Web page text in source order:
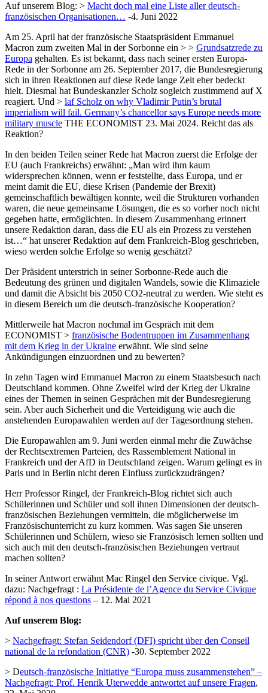
Auf unserem Blog: > Macht doch mal eine Liste aller deutsch-
französischen Organisationen… -4. Juni 2022
Am 25. April hat der französische Staatspräsident Emmanuel
Macron zum zweiten Mal in der Sorbonne ein > > Grundsatzrede zu
Europa gehalten. Es ist bekannt, dass nach seiner ersten Europa-
Rede in der Sorbonne am 26. September 2017, die Bundesregierung
sich in ihren Reaktionen auf diese Rede lange Zeit eher bedeckt
hielt. Diesmal hat Bundeskanzler Scholz sogleich zustimmend auf X
reagiert. Und > laf Scholz on why Vladimir Putin’s brutal
imperialism will fail. Germany’s chancellor says Europe needs more
military muscle THE ECONOMIST 23. Mai 2024. Reicht das als
Reaktion?
In den beiden Teilen seiner Rede hat Macron zuerst die Erfolge der
EU (auch Frankreichs) erwähnt: „Man wird ihm kaum
widersprechen können, wenn er feststellte, dass Europa, und er
meint damit die EU, diese Krisen (Pandemie der Brexit)
gemeinschaftlich bewältigen konnte, weil die Strukturen vorhanden
waren, die neue gemeinsame Lösungen, die es so vorher noch nicht
gegeben hatte, ermöglichten. In diesem Zusammenhang erinnert
unsere Redaktion daran, dass die EU als ein Prozess zu verstehen
ist…“ hat unserer Redaktion auf dem Frankreich-Blog geschrieben,
wieso werden solche Erfolge so wenig geschätzt?
Der Präsident unterstrich in seiner Sorbonne-Rede auch die
Bedeutung des grünen und digitalen Wandels, sowie die Klimaziele
und damit die Absicht bis 2050 CO2-neutral zu werden. Wie steht es
in diesem Bereich um die deutsch-französische Kooperation?
Mittlerweile hat Macron nochmal im Gespräch mit dem
ECONOMIST > französische Bodentruppen im Zusammenhang
mit dem Krieg in der Ukraine erwähnt. Wie sind seine
Ankündigungen einzuordnen und zu bewerten?
In zehn Tagen wird Emmanuel Macron zu einem Staatsbesuch nach
Deutschland kommen. Ohne Zweifel wird der Krieg der Ukraine
eines der Themen in seinen Gesprächen mit der Bundesregierung
sein. Aber auch Sicherheit und die Verteidigung wie auch die
anstehenden Europawahlen werden auf der Tagesordnung stehen.
Die Europawahlen am 9. Juni werden einmal mehr die Zuwächse
der Rechtsextremen Parteien, des Rassemblement National in
Frankreich und der AfD in Deutschland zeigen. Warum gelingt es in
Paris und in Berlin nicht deren Einfluss zurückzudrängen?
Herr Professor Ringel, der Frankreich-Blog richtet sich auch
Schülerinnen und Schüler und soll ihnen Dimensionen der deutsch-
französischen Beziehungen vermitteln, die möglicherweise im
Französischunterricht zu kurz kommen. Was sagen Sie unseren
Schülerinnen und Schülern, wieso sie Französisch lernen sollten und
sich auch mit den deutsch-französischen Beziehungen vertraut
machen sollten?
In seiner Antwort erwähnt Mac Ringel den Service civique. Vgl.
dazu: Nachgefragt : La Présidente de l’Agence du Service Civique
répond à nos questions – 12. Mai 2021
Auf unserem Blog:
> Nachgefragt: Stefan Seidendorf (DFI) spricht über den Conseil
national de la refondation (CNR) -30. September 2022
> Deutsch-französische Initiative “Europa muss zusammenstehen” –
Nachgefragt: Prof. Henrik Uterwedde antwortet auf unsere Fragen,